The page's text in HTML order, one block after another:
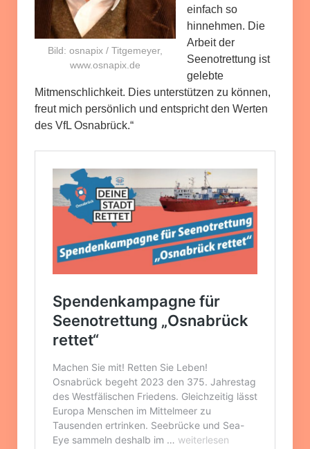
Bild: osnapix / Titgemeyer,
www.osnapix.de
einfach so
hinnehmen. Die
Arbeit der
Seenotrettung ist
gelebte
Mitmenschlichkeit. Dies unterstützen zu können,
freut mich persönlich und entspricht den Werten
des VfL Osnabrück.“